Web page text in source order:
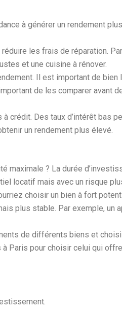
à générer un rendement
les frais de réparation.
et une cuisine à rénover.
Il est important de
de les comparer avant
crédit. Des taux d’intérêt bas
un rendement plus élevé.
? La durée
locatif mais avec un risque
choisir un bien à fort
plus stable. Par exemple, un
de différents biens et
Paris pour choisir celui qui